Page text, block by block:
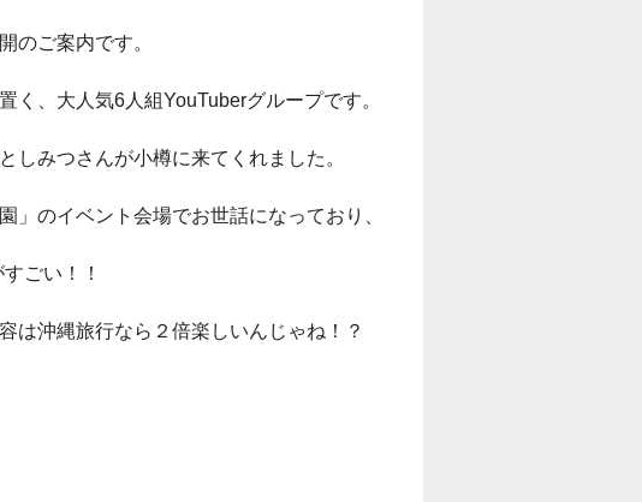
のご案内です。
く、大人気6人組YouTuberグループです。
しみつさんが小樽に来てくれました。
」のイベント会場でお世話になっており、
ごい！！
は沖縄旅行なら２倍楽しいんじゃね！？